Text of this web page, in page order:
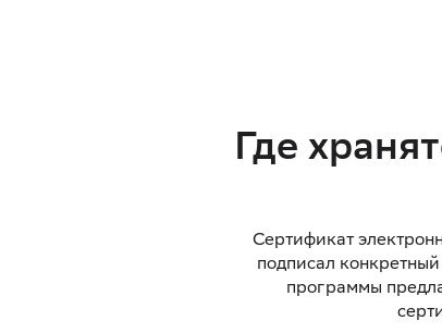
Где
Сертификат
подписал
программы